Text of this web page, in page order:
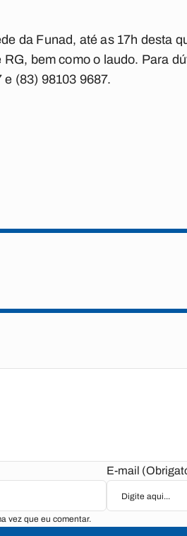
da Funad, até as 17h desta
bem como o laudo. Para
(83) 98103 9687.
E-mail
vez que eu comentar.